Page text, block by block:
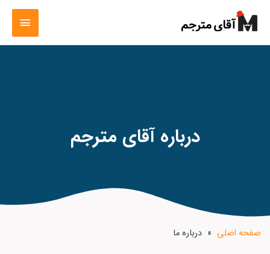
درباره آقای مترجم
صفحه اصلی » درباره ما